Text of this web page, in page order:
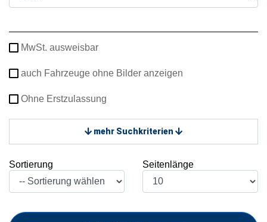
MwSt. ausweisbar
auch Fahrzeuge ohne Bilder anzeigen
Ohne Erstzulassung
mehr Suchkriterien
Sortierung Seitenlänge